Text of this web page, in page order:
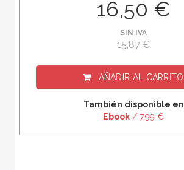
16,50 €
SIN IVA
15,87 €
AÑADIR AL CARRITO
También disponible en
Ebook / 7,99 €